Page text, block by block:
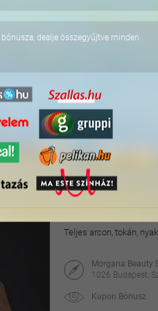
dealje összegyűjtve minden
1 órás
Kavitációs
Morgana Beauty
1026 Budapest,
Kupon Bónusz
8.990
Teljes arcon, tokán,
Morgana Beauty
1026 Budapest,
Kupon Bónusz